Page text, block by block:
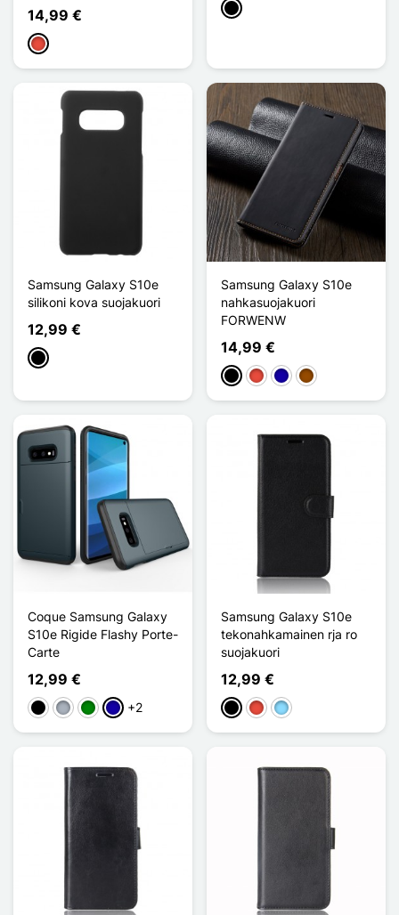
14,99 €
Punainen
Musta
Samsung Galaxy S10e
silikoni kova suojakuori
12,99 €
Musta
Samsung Galaxy S10e
nahkasuojakuori
FORWENW
14,99 €
MustaPunainenBleu Foncé
Ruskea
Coque Samsung Galaxy
S10e Rigide Flashy Porte-
Carte
12,99 €
MustaHarmaaVihreäBleu Foncé
+2
Samsung Galaxy S10e
tekonahkamainen rja ro
suojakuori
12,99 €
MustaPunainenBleu Clair